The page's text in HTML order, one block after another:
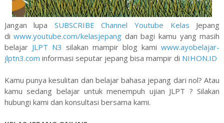
Jangan lupa SUBSCRIBE Channel Youtube Kelas Jepang
diwww.youtube.com/kelasjepang dan bagi kamu yang masih
belajar JLPT N3 silakan mampir blog kamiwww.ayobelajar-
jlptn3.com informasi seputar jepang bisa mampir di NIHON.ID
Kamu punya kesulitan dan belajar bahasa jepang dari nol? Atau
kamu sedang belajar untuk menempuh ujian JLPT ? Silakan
hubungi kami dan konsultasi bersama kami.